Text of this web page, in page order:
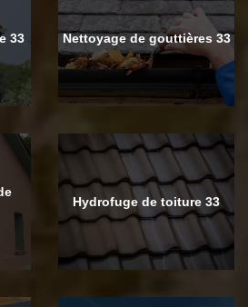
33 Nettoyage de gouttières 33
Hydrofuge de toiture 33